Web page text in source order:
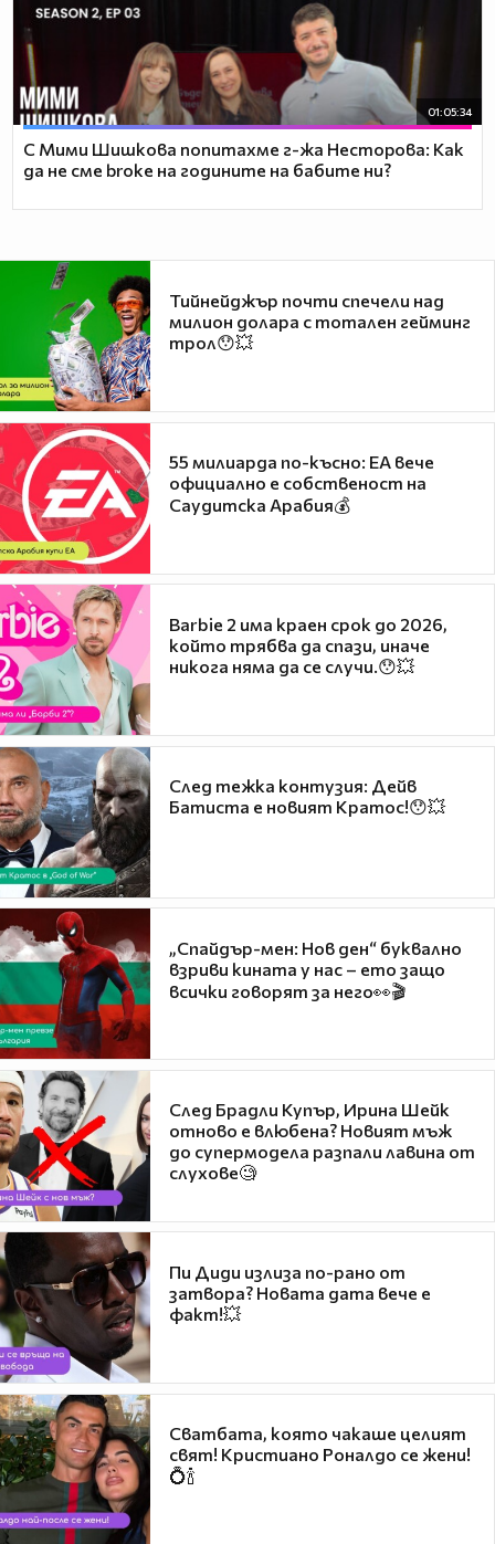
01:05:34
С Мими Шишкова попитахме г-жа Несторова: Как
да не сме broke на годините на бабите ни?
Тийнейджър почти спечели над
милион долара с тотален гейминг
трол😯💥
55 милиарда по-късно: EA вече
официално е собственост на
Саудитска Арабия💰
Barbie 2 има краен срок до 2026,
който трябва да спази, иначе
никога няма да се случи.😯💥
След тежка контузия: Дейв
Батиста е новият Кратос!😯💥
„Спайдър-мен: Нов ден“ буквално
взриви кината у нас – ето защо
всички говорят за него👀🎬
След Брадли Купър, Ирина Шейк
отново е влюбена? Новият мъж
до супермодела разпали лавина от
слухове🧐
Пи Диди излиза по-рано от
затвора? Новата дата вече е
факт!💥
Сватбата, която чакаше целият
свят! Кристиано Роналдо се жени!
💍🍾